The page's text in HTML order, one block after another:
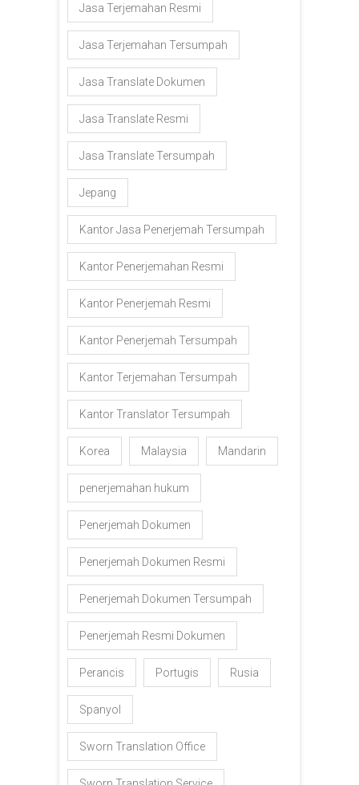
Jasa Terjemahan Resmi
Jasa Terjemahan Tersumpah
Jasa Translate Dokumen
Jasa Translate Resmi
Jasa Translate Tersumpah
Jepang
Kantor Jasa Penerjemah Tersumpah
Kantor Penerjemahan Resmi
Kantor Penerjemah Resmi
Kantor Penerjemah Tersumpah
Kantor Terjemahan Tersumpah
Kantor Translator Tersumpah
Korea Malaysia Mandarin
penerjemahan hukum
Penerjemah Dokumen
Penerjemah Dokumen Resmi
Penerjemah Dokumen Tersumpah
Penerjemah Resmi Dokumen
Perancis Portugis Rusia
Spanyol
Sworn Translation Office